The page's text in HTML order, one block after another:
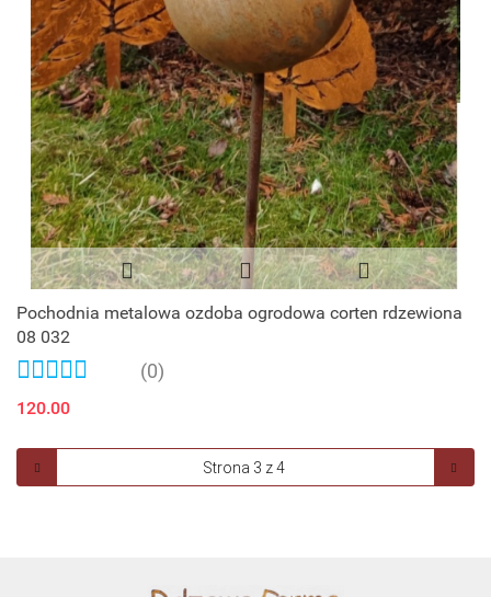
Pochodnia metalowa ozdoba ogrodowa corten rdzewiona
08 032
(0)
120.00